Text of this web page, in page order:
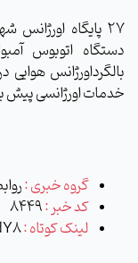
دستگاه اتوبوس
بالگرداورژانس
خدمات اورژانسی پیش
گروه خبری :روابط
کد خبر :8449
لینک کوتاه :